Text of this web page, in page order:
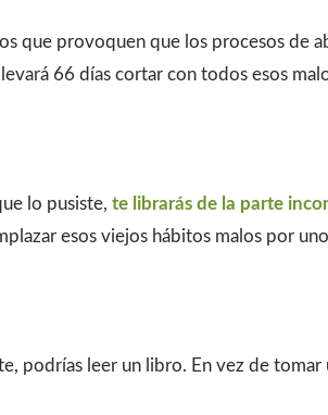
que provoquen que los procesos de
66 días cortar con todos esos
lo pusiste, te librarás de la parte
esos viejos hábitos malos por
podrías leer un libro. En vez de tomar